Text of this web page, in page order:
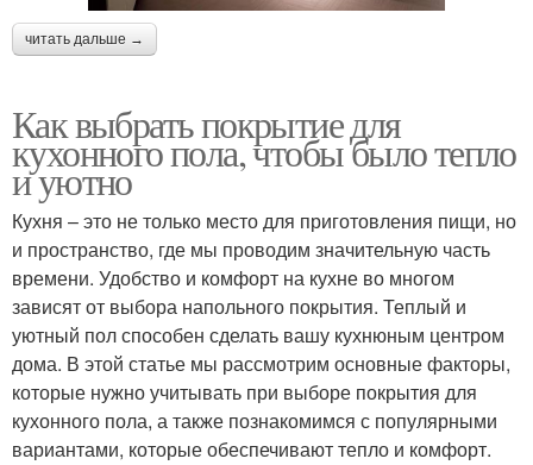
читать дальше →
Как выбрать покрытие для
кухонного пола, чтобы было тепло
и уютно
Кухня – это не только место для приготовления пищи, но
и пространство, где мы проводим значительную часть
времени. Удобство и комфорт на кухне во многом
зависят от выбора напольного покрытия. Теплый и
уютный пол способен сделать вашу кухнюным центром
дома. В этой статье мы рассмотрим основные факторы,
которые нужно учитывать при выборе покрытия для
кухонного пола, а также познакомимся с популярными
вариантами, которые обеспечивают тепло и комфорт.